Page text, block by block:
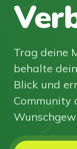
Trag deine
behalte
Blick und
Community